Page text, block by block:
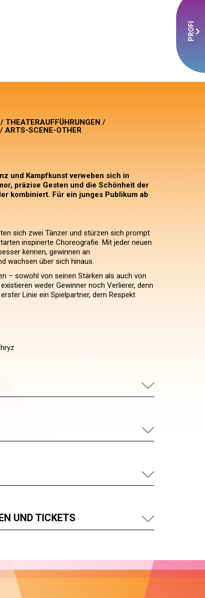
PROFI
THEATERAUFFÜHRUNGEN /
ARTS-SCENE-OTHER
und Kampfkunst verweben sich in
präzise Gesten und die Schönheit der
kombiniert. Für ein junges Publikum ab
sich zwei Tänzer und stürzen sich prompt
inspirierte Choreografie. Mit jeder neuen
kennen, gewinnen an
wachsen über sich hinaus.
– sowohl von seinen Stärken als auch von
weder Gewinner noch Verlierer, denn
Linie ein Spielpartner, dem Respekt
UND TICKETS